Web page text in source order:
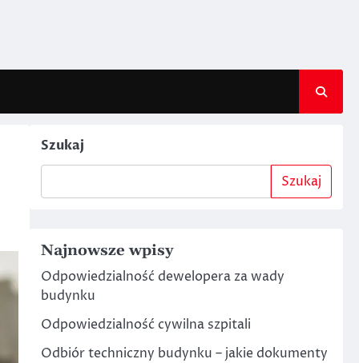
Szukaj
Szukaj
Najnowsze wpisy
Odpowiedzialność dewelopera za wady
budynku
Odpowiedzialność cywilna szpitali
Odbiór techniczny budynku – jakie dokumenty